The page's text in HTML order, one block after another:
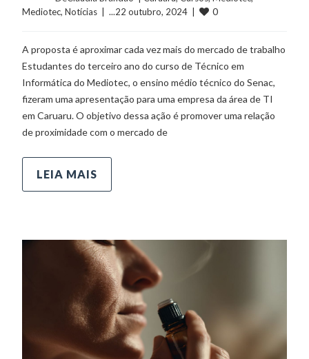
Mediotec, Notícias
  |  ...22 outubro, 2024  |
0
A proposta é aproximar cada vez mais do mercado de trabalho
Estudantes do terceiro ano do curso de Técnico em
Informática do Mediotec, o ensino médio técnico do Senac,
fizeram uma apresentação para uma empresa da área de TI
em Caruaru. O objetivo dessa ação é promover uma relação
de proximidade com o mercado de
LEIA MAIS